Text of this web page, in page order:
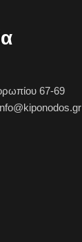
67-69